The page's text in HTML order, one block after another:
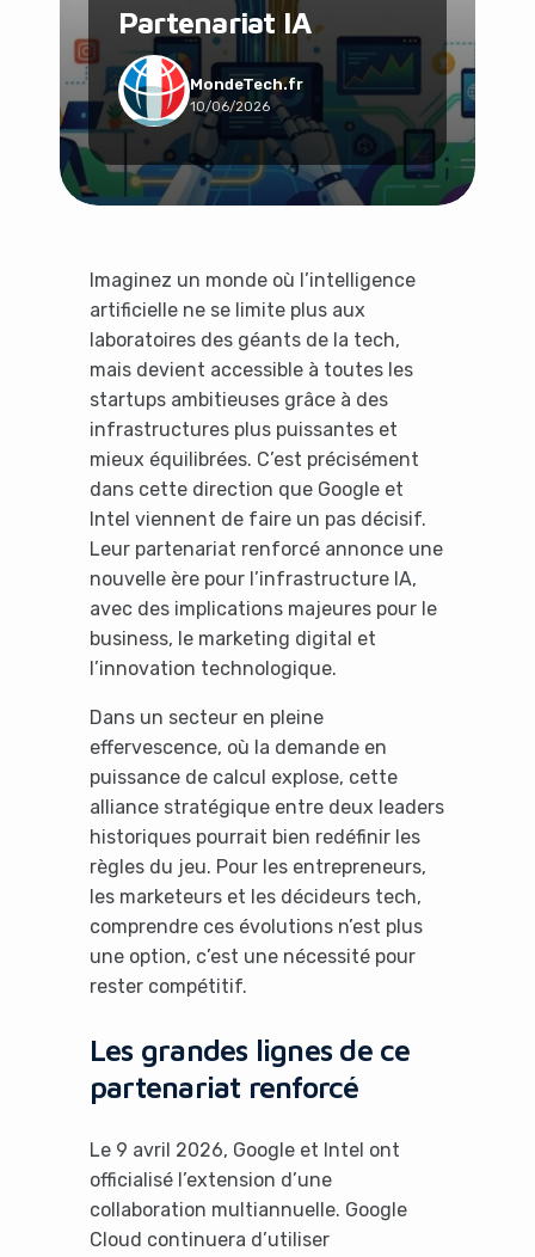
Partenariat IA
MondeTech.fr
10/06/2026
Imaginez un monde où l’intelligence
artificielle ne se limite plus aux
laboratoires des géants de la tech,
mais devient accessible à toutes les
startups ambitieuses grâce à des
infrastructures plus puissantes et
mieux équilibrées. C’est précisément
dans cette direction que Google et
Intel viennent de faire un pas décisif.
Leur partenariat renforcé annonce une
nouvelle ère pour l’infrastructure IA,
avec des implications majeures pour le
business, le marketing digital et
l’innovation technologique.
Dans un secteur en pleine
effervescence, où la demande en
puissance de calcul explose, cette
alliance stratégique entre deux leaders
historiques pourrait bien redéfinir les
règles du jeu. Pour les entrepreneurs,
les marketeurs et les décideurs tech,
comprendre ces évolutions n’est plus
une option, c’est une nécessité pour
rester compétitif.
Les grandes lignes de ce
partenariat renforcé
Le 9 avril 2026, Google et Intel ont
officialisé l’extension d’une
collaboration multiannuelle. Google
Cloud continuera d’utiliser
Social & Communauté
Tech & Développement
Travail & Productivité
Voyage